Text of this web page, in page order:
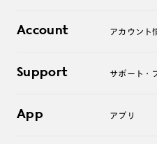
コンタクトレンズ
アクセサリー
オンラインショップ
Account アカウント
ログアウト
Support サポート・
よくあるご質問
App アプリ